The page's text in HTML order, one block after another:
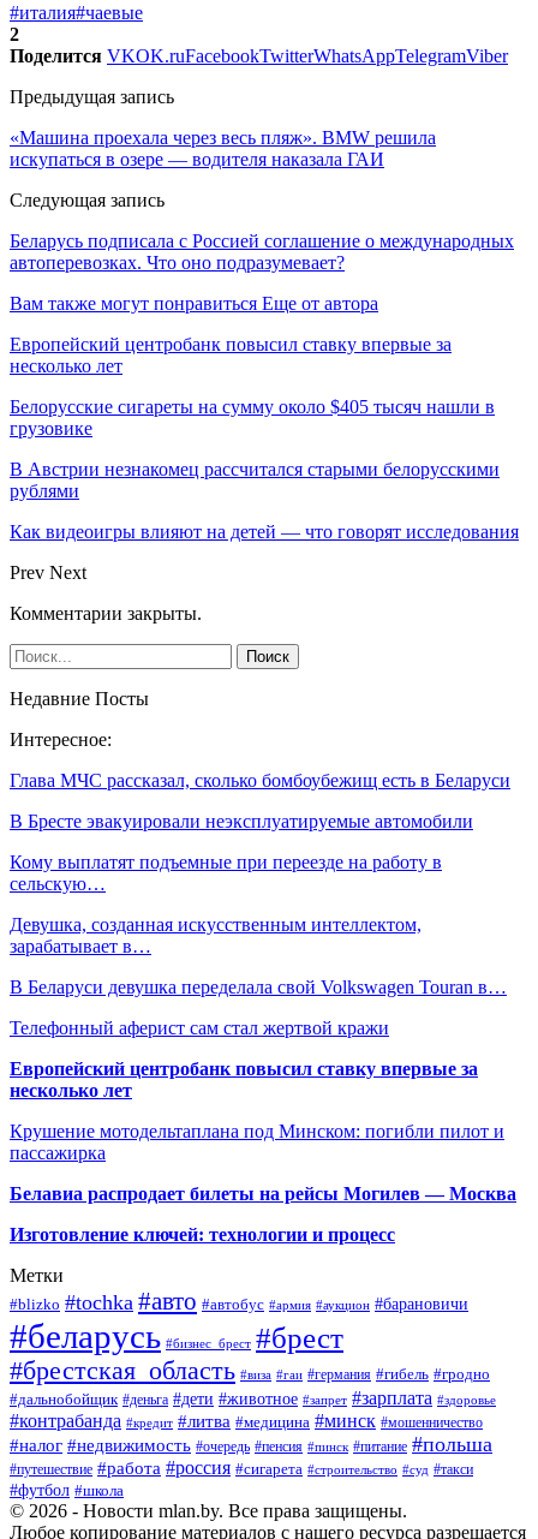
#италия#чаевые
2
Поделится VKOK.ruFacebookTwitterWhatsAppTelegramViber
Предыдущая запись
«Машина проехала через весь пляж». BMW решила
искупаться в озере — водителя наказала ГАИ
Следующая запись
Беларусь подписала с Россией соглашение о международных
автоперевозках. Что оно подразумевает?
Вам также могут понравиться Еще от автора
Европейский центробанк повысил ставку впервые за
несколько лет
Белорусские сигареты на сумму около $405 тысяч нашли в
грузовике
В Австрии незнакомец рассчитался старыми белорусскими
рублями
Как видеоигры влияют на детей — что говорят исследования
Prev Next
Комментарии закрыты.
Недавние Посты
Интересное:
Глава МЧС рассказал, сколько бомбоубежищ есть в Беларуси
В Бресте эвакуировали неэксплуатируемые автомобили
Кому выплатят подъемные при переезде на работу в
сельскую…
Девушка, созданная искусственным интеллектом,
зарабатывает в…
В Беларуси девушка переделала свой Volkswagen Touran в…
Телефонный аферист сам стал жертвой кражи
Европейский центробанк повысил ставку впервые за
несколько лет
Крушение мотодельтаплана под Минском: погибли пилот и
пассажирка
Белавиа распродает билеты на рейсы Могилев — Москва
Изготовление ключей: технологии и процесс
Метки
#blizko #tochka #авто #автобус #армия #аукцион #барановичи
#беларусь #бизнес_брест #брест
#брестская_область #виза #гаи #германия #гибель #гродно
#дальнобойщик #деньга #дети #животное #запрет #зарплата #здоровье
#контрабанда #кредит #литва #медицина #минск #мошенничество
#налог #недвижимость #очередь #пенсия #пинск #питание #польша
#путешествие #работа #россия #сигарета #строительство #суд #такси
#футбол #школа
© 2026 - Новости mlan.by. Все права защищены.
Любое копирование материалов с нашего ресурса разрешается